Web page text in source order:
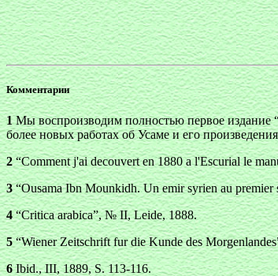
Комментарии
1Мы воспроизводим полностью первое издание
более новых работах об Усаме и его
2“Comment j'ai decouvert en1880a l'Escurial le
3“Ousama Ibn Mounkidh. Un emir syrien au premier
4“Critica arabica”, № II, Leide, 1888.
5“Wiener Zeitschrift fur die Kunde des
6Ibid., III, 1889, S. 113-116.